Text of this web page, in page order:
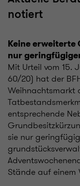
notiert
Keine erweiterte
nur
Mit Urteil vom 15.
60/20) hat der
Weihnachtsmarkt
entsprechende
sie nur
Stände auf einem